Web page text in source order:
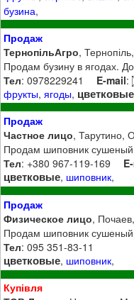
бузина,
Продаж
ТернопільАгро,
Продам бузину в ягодах.
Тел: 0978229241 E-mail:
фрукты,ягоды, цветковые
Продаж
Частное лицо, Тарутино,
Продам шиповник сушеный,
Тел: +380 967-119-169
цветковые, шиповник,
Продаж
Физическое лицо,
Продам шиповник
Тел: 095 351-83-11
цветковые, шиповник,
Купівля